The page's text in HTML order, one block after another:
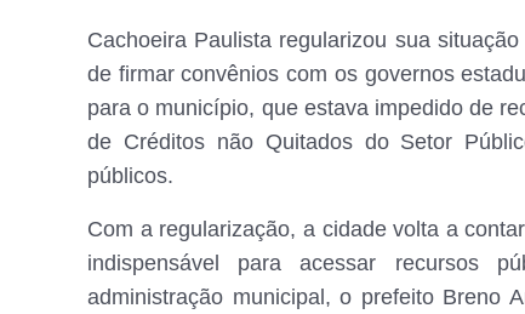
Cachoeira Paulista regularizou sua
de firmar convênios com os governos
para o município, que estava impedido de
de Créditos não Quitados do Setor
públicos.
Com a regularização, a cidade volta a
indispensável para acessar recursos
administração municipal, o prefeito Breno